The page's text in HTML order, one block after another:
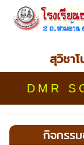
สุวิชา
DMR
กิจกรร